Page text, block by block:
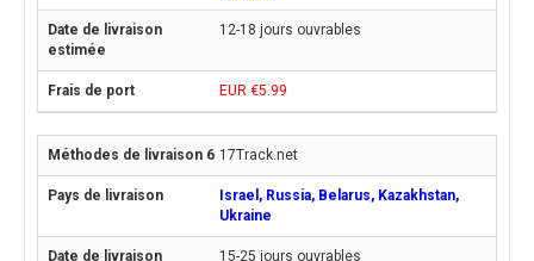
12-18 jours ouvrables
EUR €5.99
17Track.net
Israel, Russia, Belarus, Kazakhstan,
Ukraine
15-25 jours ouvrables